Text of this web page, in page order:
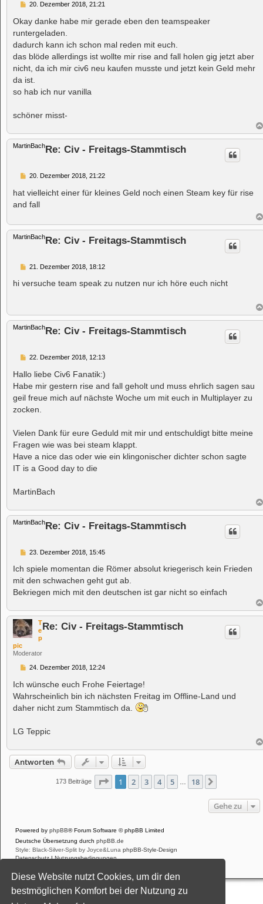
Diese Website nutzt Cookies, um dir den
bestmöglichen Komfort bei der Nutzung zu
B
i
t
r
a
g
20. Dezember 2018, 21:21
Okay danke habe mir gerade eben den teamspeaker
runtergeladen.
dadurch kann ich schon mal reden mit euch.
das blöde allerdings ist wollte mir rise and fall holen gig jetzt aber
nicht, da ich mir civ6 neu kaufen musste und jetzt kein Geld mehr
da ist.
so hab ich nur vanilla
schöner misst-
MartinBachRe: Civ - Freitags-Stammtisch
B
i
t
20. Dezember 2018, 21:22
hat vielleicht einer für kleines Geld noch einen Steam key für rise
and fall
MartinBachRe: Civ - Freitags-Stammtisch
B
i
21. Dezember 2018, 18:12
hi versuche team speak zu nutzen nur ich höre euch nicht
MartinBachRe: Civ - Freitags-Stammtisch
B
i
t
r
a
g
22. Dezember 2018, 12:13
Hallo liebe Civ6 Fanatik:)
Habe mir gestern rise and fall geholt und muss ehrlich sagen sau
geil freue mich auf nächste Woche um mit euch in Multiplayer zu
zocken.
Vielen Dank für eure Geduld mit mir und entschuldigt bitte meine
Fragen wie was bei steam klappt.
Have a nice das oder wie ein klingonischer dichter schon sagte
IT is a Good day to die
MartinBach
MartinBachRe: Civ - Freitags-Stammtisch
B
i
r
a
g
23. Dezember 2018, 15:45
Ich spiele momentan die Römer absolut kriegerisch kein Frieden
mit den schwachen geht gut ab.
Bekriegen mich mit den deutschen ist gar nicht so einfach
T
e
p
pic
Moderator
Re: Civ - Freitags-Stammtisch
B
i
t
r
g
24. Dezember 2018, 12:24
Ich wünsche euch Frohe Feiertage!
Wahrscheinlich bin ich nächsten Freitag im Offline-Land und
daher nicht zum Stammtisch da.
LG Teppic
Antworten
173 Beiträge Seite 1von 18
1 2 3 4 5 18
Gehe zu
Powered by phpBB® Forum Software © phpBB Limited
Deutsche Übersetzung durch phpBB.de
Style: Black-Silver-Split by Joyce&Luna phpBB-Style-Design
Datenschutz |Nutzungsbedingungen